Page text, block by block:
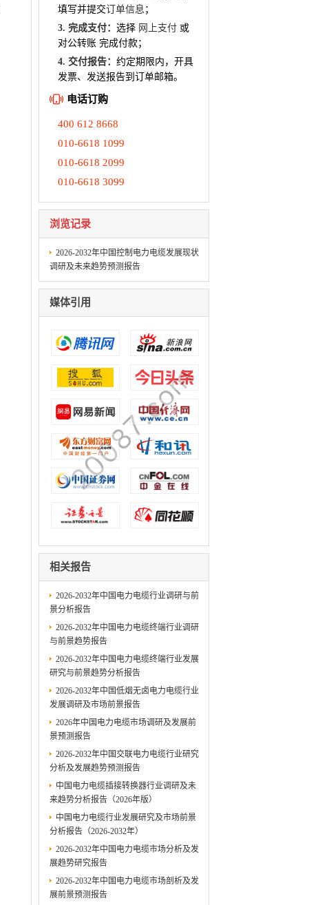
填写并提交订单信息 ；
3. 完成支付： 选择 网上支付 或
对公转账 完成付款；
4. 交付报告： 约定期限内，开具
发票、发送报告到订单邮箱。
电话订购
400 612 8668
010-6618 1099
010-6618 2099
010-6618 3099
浏览记录
2026-2032年中国控制电力电缆发展现状
调研及未来趋势预测报告
媒体引用
相关报告
2026-2032年中国电力电缆行业调研与前
景分析报告
2026-2032年中国电力电缆终端行业调研
与前景趋势报告
2026-2032年中国电力电缆终端行业发展
研究与前景趋势分析报告
2026-2032年中国低烟无卤电力电缆行业
发展调研及市场前景报告
2026年中国电力电缆市场调研及发展前
景预测报告
2026-2032年中国交联电力电缆行业研究
分析及发展趋势预测报告
中国电力电缆插接转换器行业调研及未
来趋势分析报告（2026年版）
中国电力电缆行业发展研究及市场前景
分析报告（2026-2032年）
2026-2032年中国电力电缆市场分析及发
展趋势研究报告
2026-2032年中国电力电缆市场剖析及发
展前景预测报告